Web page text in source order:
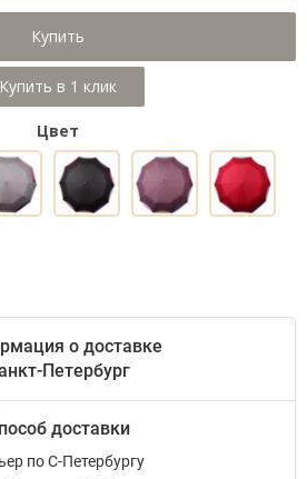
Купить
Цвет
о доставке
Петербург
доставки
по С-Петербургу